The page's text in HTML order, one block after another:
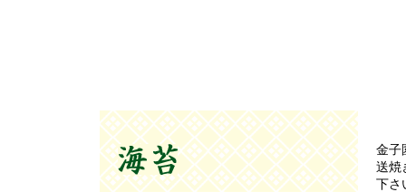
金子
送焼
下さ